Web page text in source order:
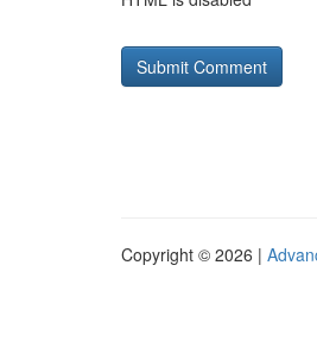
Copyright © 2026 |